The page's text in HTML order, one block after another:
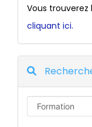
Vous trouverez
cliquant ici.